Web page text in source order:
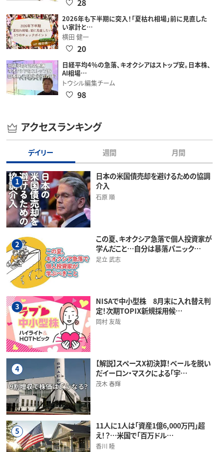
28
2026年も下半期に突入！「夏枯れ相場」前に見直した
い家計と…
横田 健一
20
日経平均4％の急落、キオクシアはストップ安。日本株、
AI相場…
トウシル編集チーム
98
アクセスランキング
デイリー 週間 月間
1
日本の米国債売却を避けるための協調
介入
石原 順
2
この夏、キオクシア急落で個人投資家が
学んだこと…自分は暴落パニック…
足立 武志
3
NISAで中小型株 8月末に入れ替え判
定！次期TOPIX新規採用候…
岡村 友哉
4
【解説】スペースX初決算！ベールを脱い
だイーロン・マスクによる「宇…
茂木 春輝
5
11人に1人は「資産1億6,000万円」超
え！？…米国で「百万ドル…
香川 睦